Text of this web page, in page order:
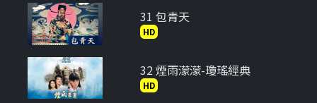
31 包青天
HD
32 煙雨濛濛-瓊瑤經典
HD